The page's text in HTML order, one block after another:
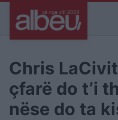
Chris
çfarë do t’i
nëse do ta